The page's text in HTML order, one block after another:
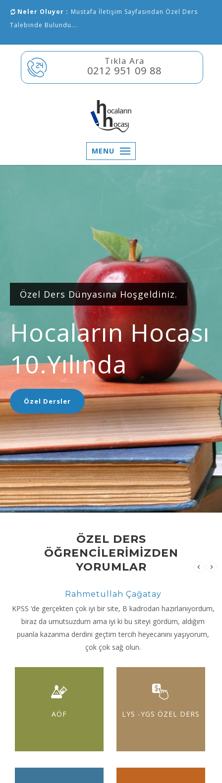
Neler Oluyor : Mustafa İletişim Sayfasından Özel Ders
Talebinde Bulundu...
Tıkla Ara
0212 951 09 88
MENU
Özel Ders Dünyasına Hoşgeldiniz.
Hocaların Hocası
10.yılında
Özel Dersler
ÖZEL DERS
ÖĞRENCİLERİMİZDEN
YORUMLAR
Rahmetullah Çağatay
KPSS ‘de gerçekten çok iyi bir site, B kadrodan hazırlanıyordum,
biraz da umutsuzdum ama iyi ki bu siteyi gördüm, aldığım
puanla kazanma derdini geçtim tercih heyecanını yaşıyorum,
çok çok sağ olun.
AÖF LYS -YGS ÖZEL DERS